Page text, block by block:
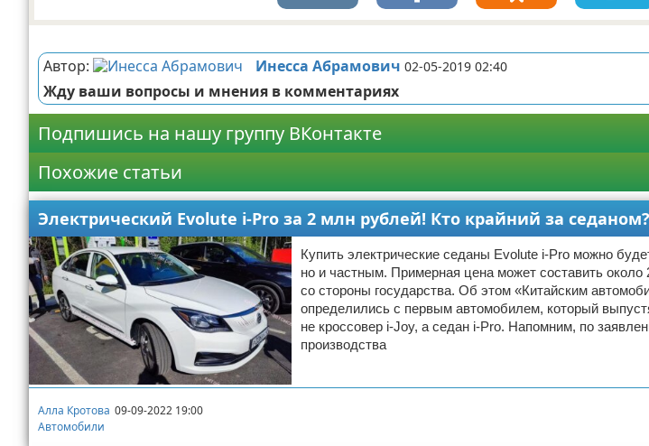
Автор: Инесса Абрамович 02-05-2019 02:40
Жду ваши вопросы и мнения в комментариях
Подпишись на нашу группу ВКонтакте
Похожие статьи
Электрический Evolute i-Pro за 2 млн рублей! Кто крайний за седаном?
Купить электрические седаны Evolute i-Pro можно
но и частным. Примерная цена может составить
со стороны государства. Об этом «Китайским
определились с первым автомобилем, который
не кроссовер i-Joy, а седан i-Pro. Напомним, по
производства
Алла Кротова 09-09-2022 19:00
Автомобили